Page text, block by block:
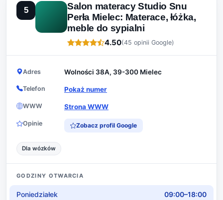
5
Salon materacy Studio Snu
Perła Mielec: Materace, łóżka,
meble do sypialni
4.50(45 opinii Google)
Adres Wolności 38A, 39-300 Mielec
Telefon Pokaż numer
WWW Strona WWW
Opinie Zobacz profil Google
Dla wózków
GODZINY OTWARCIA
Poniedziałek 09:00–18:00